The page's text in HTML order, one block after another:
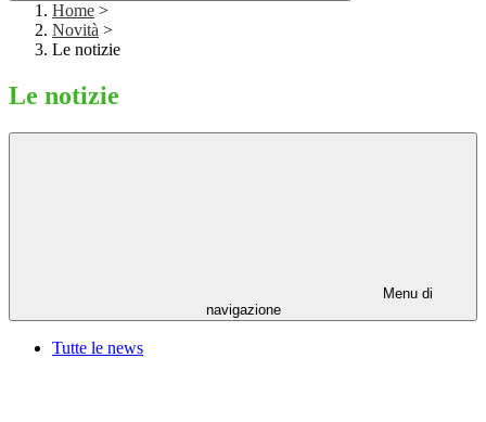
Home >
Novità >
Le notizie
Le notizie
Menu di
navigazione
Tutte le news